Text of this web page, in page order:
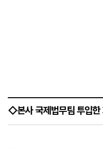
◇본사 국제법무팀 투입한